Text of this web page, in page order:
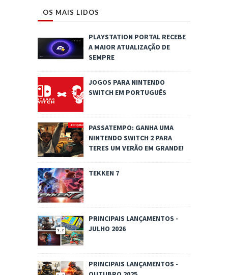
OS MAIS LIDOS
PLAYSTATION PORTAL RECEBE
A MAIOR ATUALIZAÇÃO DE
SEMPRE
JOGOS PARA NINTENDO
SWITCH EM PORTUGUÊS
PASSATEMPO: GANHA UMA
NINTENDO SWITCH 2 PARA
TERES UM VERÃO EM GRANDE!
TEKKEN 7
PRINCIPAIS LANÇAMENTOS -
JULHO 2026
PRINCIPAIS LANÇAMENTOS -